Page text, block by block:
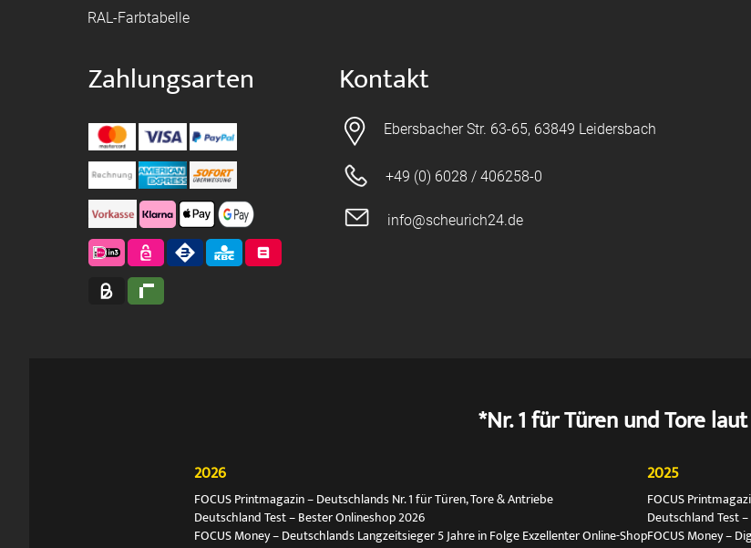
RAL-Farbtabelle
Zahlungsarten Kontakt
Ebersbacher Str. 63-65, 63849 Leidersbach
+49 (0) 6028 / 406258-0
info@scheurich24.de
*Nr. 1 für Türen und Tore laut
2026
FOCUS Printmagazin – Deutschlands Nr. 1 für Türen, Tore & Antriebe
Deutschland Test – Bester Onlineshop 2026
FOCUS Money – Deutschlands Langzeitsieger 5 Jahre in Folge Exzellenter Online-Shop
2025
FOCUS
Deutschland Test
FOCUS Money –